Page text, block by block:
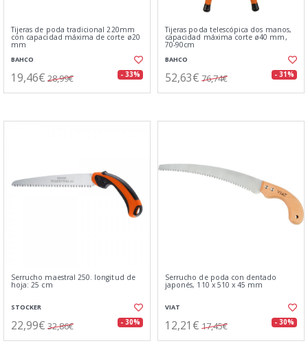
Tijeras de poda tradicional 220mm
con capacidad máxima de corte ø20
mm
BAHCO
19,46€ 28,99€ - 33%
Tijeras poda telescópica dos manos,
capacidad máxima corte ø40 mm,
70-90cm
BAHCO
52,63€ 76,74€ - 31%
Serrucho maestral 250. longitud de
hoja: 25 cm
STOCKER
22,99€ 32,86€ - 30%
Serrucho de poda con dentado
japonés, 110 x 510 x 45 mm
VIAT
12,21€ 17,45€ - 30%